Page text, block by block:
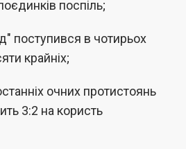
поспіль;
поступився в чотирьох
крайніх;
очних протистоянь
3:2 на користь